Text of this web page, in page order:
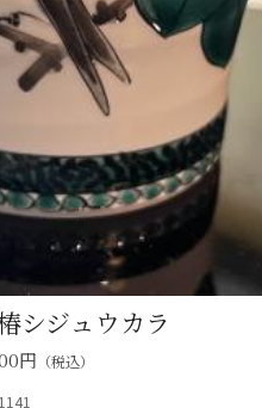
シジュウカラ
円 （税込）